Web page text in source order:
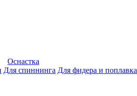
Оснастка
Для спиннинга Для фидера и поплавка